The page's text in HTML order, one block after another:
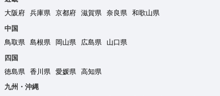
大阪府
兵庫県 京都府 滋賀県 奈良県
和歌山県
中国
鳥取県
島根県 岡山県 広島県
山口県
四国
徳島県
香川県 愛媛県
高知県
九州・沖縄